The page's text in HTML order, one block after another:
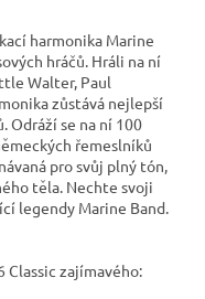
harmonika Marine
hráčů. Hráli na ní
Walter, Paul
zůstává nejlepší
Odráží se na ní 100
řemeslníků
pro svůj plný tón,
těla. Nechte svoji
legendy Marine Band.
Classic zajímavého: